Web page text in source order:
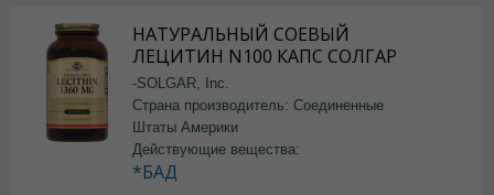
НАТУРАЛЬНЫЙ СОЕВЫЙ
ЛЕЦИТИН N100 КАПС СОЛГАР
-SOLGAR, Inc.
Страна производитель: Соединенные
Штаты Америки
Действующие вещества:
*БАД